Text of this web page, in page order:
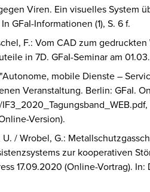
Viren. Ein visuelles System
GFaI-Informationen (1), S. 6 f.
F.: Vom CAD zum
in 7D. GFaI-Seminar am
mobile Dienste –
Veranstaltung. Berlin: GFaI.
Version).
U. / Wrobel, G.:
zur kooperativen
17.09.2020 (Online-Vortrag). In: